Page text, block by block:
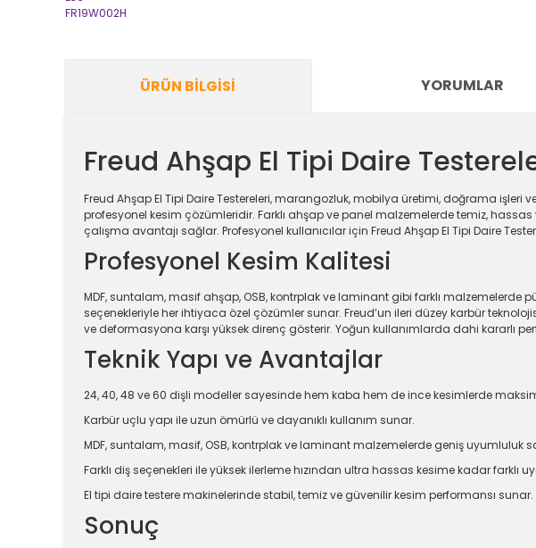
ÜRÜN BILGISI YORUMLAR
Freud Ahşap El Tipi Daire
Freud Ahşap El Tipi Daire Testereleri, marangozluk, mobilya üretimi, doğrama
profesyonel kesim çözümleridir. Farklı ahşap ve panel malzemelerde temiz,
çalışma avantajı sağlar. Profesyonel kullanıcılar için Freud Ahşap El Tipi Daire
Profesyonel Kesim Kalitesi
MDF, suntalam, masif ahşap, OSB, kontrplak ve laminant gibi farklı malzemelerde
seçenekleriyle her ihtiyaca özel çözümler sunar. Freud’un ileri düzey karbür
ve deformasyona karşı yüksek direnç gösterir. Yoğun kullanımlarda dahi kararlı
Teknik Yapı ve Avantajlar
24, 40, 48 ve 60 dişli modeller sayesinde hem kaba hem de ince kesimlerde
Karbür uçlu yapı ile uzun ömürlü ve dayanıklı kullanım sunar.
MDF, suntalam, masif, OSB, kontrplak ve laminant malzemelerde geniş uyumluluk
Farklı diş seçenekleri ile yüksek ilerleme hızından ultra hassas kesime kadar farklı
El tipi daire testere makinelerinde stabil, temiz ve güvenilir kesim performansı sunar.
Sonuç